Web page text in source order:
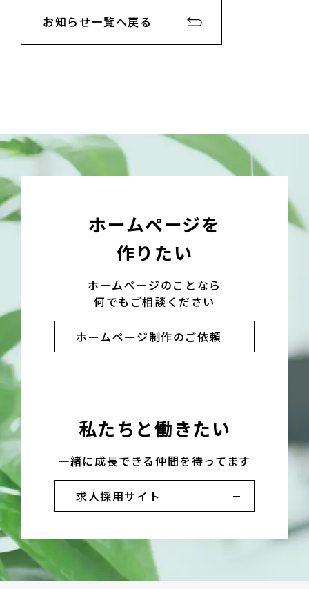
お知らせ一覧へ戻る
ホームページを
作りたい
ホームページのことなら
何でもご相談ください
ホームページ制作のご依頼
私たちと働きたい
一緒に成長できる仲間を待ってます
求人採用サイト